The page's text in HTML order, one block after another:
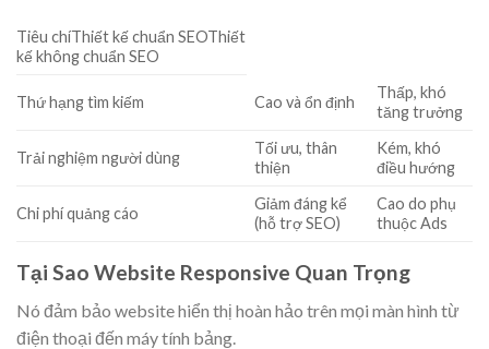
Tiêu chíThiết kế chuẩn SEOThiết
kế không chuẩn SEO
Thứ hạng tìm kiếm Cao và ổn định
Thấp, khó
tăng trưởng
Trải nghiệm người dùng
Tối ưu, thân
thiện
Kém, khó
điều hướng
Chi phí quảng cáo
Giảm đáng kể
(hỗ trợ SEO)
Cao do phụ
thuộc Ads
Tại Sao Website Responsive Quan Trọng
Nó đảm bảo website hiển thị hoàn hảo trên mọi màn hình từ
điện thoại đến máy tính bảng.